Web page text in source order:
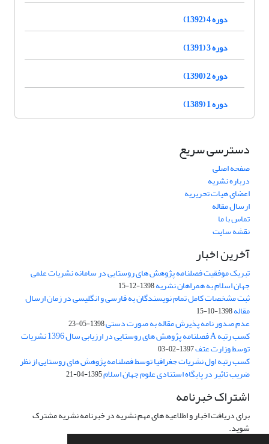
دوره 4 (1392)
دوره 3 (1391)
دوره 2 (1390)
دوره 1 (1389)
دسترسی سریع
صفحه اصلی
درباره نشریه
اعضای هیات تحریریه
ارسال مقاله
تماس با ما
نقشه سایت
آخرین اخبار
تبریک موفقیت فصلنامه پژوهش های روستایی در سامانه نشریات علمی
جهان اسلام به همراهان نشریه1398-12-15
ثبت مشخصات کامل تمام نویسندگان به فارسی و انگلیسی در زمان ارسال
مقاله1398-10-15
عدم صدور نامه پذیرش مقاله به صورت دستی1398-05-23
کسب رتبه A فصلنامه پژوهش های روستایی در ارزیابی سال 1396 نشریات
توسط وزارت عتف1397-02-03
کسب رتبه اول نشریات جغرافیا توسط فصلنامه پژوهش های روستایی از نظر
ضریب تاثیر در پایگاه استنادی علوم جهان اسلام1395-04-21
اشتراک خبرنامه
برای دریافت اخبار و اطلاعیه های مهم نشریه در خبرنامه نشریه مشترک
شوید.